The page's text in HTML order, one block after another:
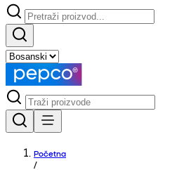
Početna
/